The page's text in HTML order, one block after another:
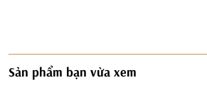
Sản phẩm bạn vừa xem